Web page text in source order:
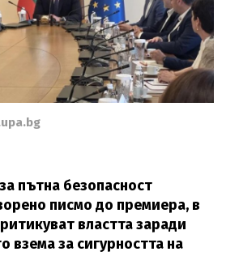
пътна безопасност
писмо до премиера, в
властта заради
взема за сигурността на